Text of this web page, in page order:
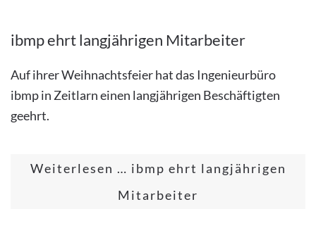
ibmp ehrt langjährigen Mitarbeiter
Auf ihrer Weihnachtsfeier hat das Ingenieurbüro
ibmp in Zeitlarn einen langjährigen Beschäftigten
geehrt.
Weiterlesen … ibmp ehrt langjährigen
Mitarbeiter